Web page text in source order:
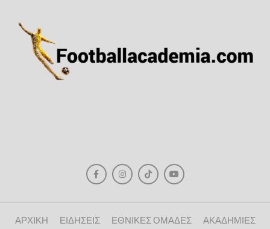
ΑΡΧΙΚΗ ΕΙΔΗΣΕΙΣ ΕΘΝΙΚΕΣ ΟΜΑΔΕΣ
ΑΚΑΔΗΜΙΕΣ